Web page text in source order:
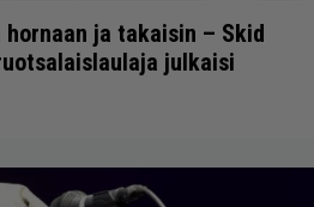
ja takaisin – Skid
julkaisi